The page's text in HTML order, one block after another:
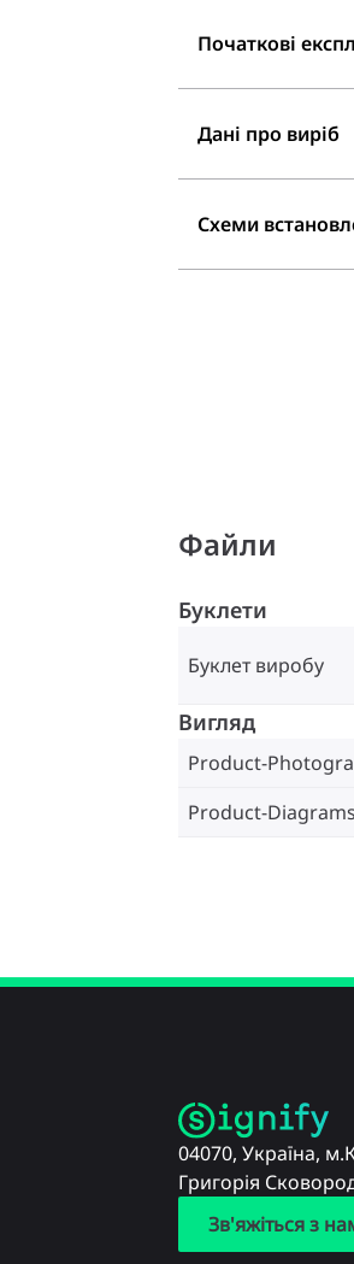
Початкові
Дані про виріб
Схеми
Файли
Буклети
Буклет виробу
Вигляд
Product-
Product-
04070, Україна,
Григорія
Зв'яжіться з